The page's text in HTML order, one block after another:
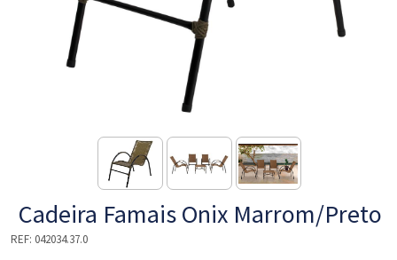
Cadeira Famais Onix Marrom/Preto
REF: 042034.37.0